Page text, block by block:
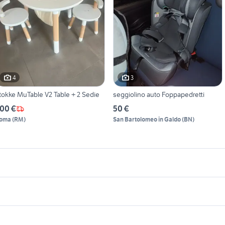
4
MuTable V2 Table + 2 Sedie
€
(RM)
3
seggiolino auto Foppapedretti
50 €
San Bartolomeo in Galdo(BN)